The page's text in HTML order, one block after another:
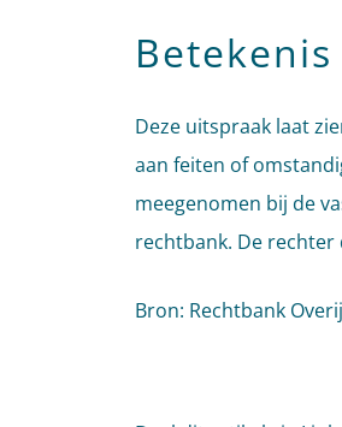
Deze uitspraak laat
aan feiten of
meegenomen bij de
rechtbank. De
Bron: Rechtbank